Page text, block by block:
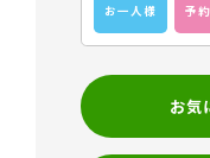
お一人様 予
お気